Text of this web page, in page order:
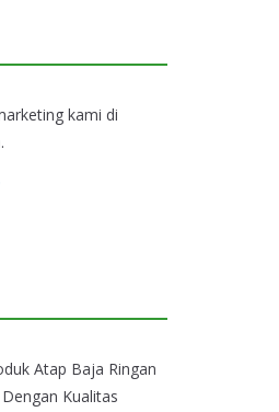
kami di
Atap Baja Ringan
Kualitas